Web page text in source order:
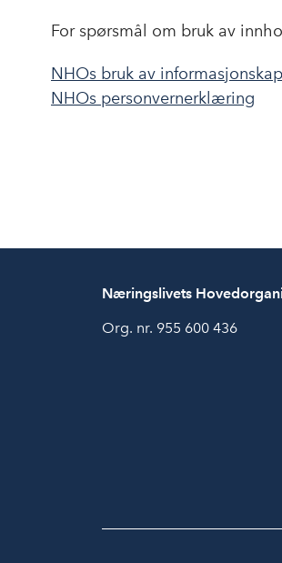
For spørsmål om bruk av
NHOs bruk av
NHOs personvernerklæring
Næringslivets
Org. nr. 955 600 436